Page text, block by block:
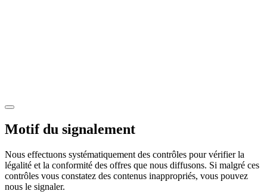
Motif du signalement
Nous effectuons systématiquement des contrôles pour vérifier la
légalité et la conformité des offres que nous diffusons. Si malgré ces
contrôles vous constatez des contenus inappropriés, vous pouvez
nous le signaler.